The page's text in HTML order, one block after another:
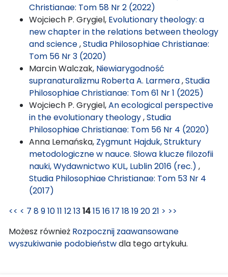
Christianae: Tom 58 Nr 2 (2022)
Wojciech P. Grygiel, Evolutionary theology: a
new chapter in the relations between theology
and science,Studia Philosophiae Christianae:
Tom 56 Nr 3 (2020)
Marcin Walczak, Niewiarygodność
supranaturalizmu Roberta A. Larmera,Studia
Philosophiae Christianae: Tom 61 Nr 1 (2025)
Wojciech P. Grygiel,An ecological perspective
in the evolutionary theology,Studia
Philosophiae Christianae: Tom 56 Nr 4 (2020)
Anna Lemańska, Zygmunt Hajduk, Struktury
metodologiczne w nauce. Słowa klucze filozofii
nauki, Wydawnictwo KUL, Lublin 2016 (rec.) ,
Studia Philosophiae Christianae: Tom 53 Nr 4
(2017)
<< < 7 891011 121314151617 18192021 > >>
Możesz również Rozpocznij zaawansowane
wyszukiwanie podobieństwdla tego artykułu.